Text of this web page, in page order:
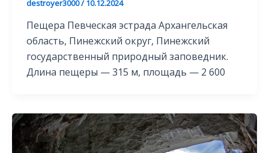
destroyer3000/10.12.2024
Пещера Певческая эстрада Архангельская
область, Пинежский округ, Пинежский
государственный природный заповедник.
Длина пещеры — 315 м, площадь — 2 600